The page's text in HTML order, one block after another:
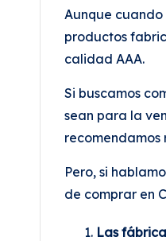
Aunque
productos
calidad AAA.
Si buscamos
sean para la
recomendamos
Pero, si
de comprar en
Las